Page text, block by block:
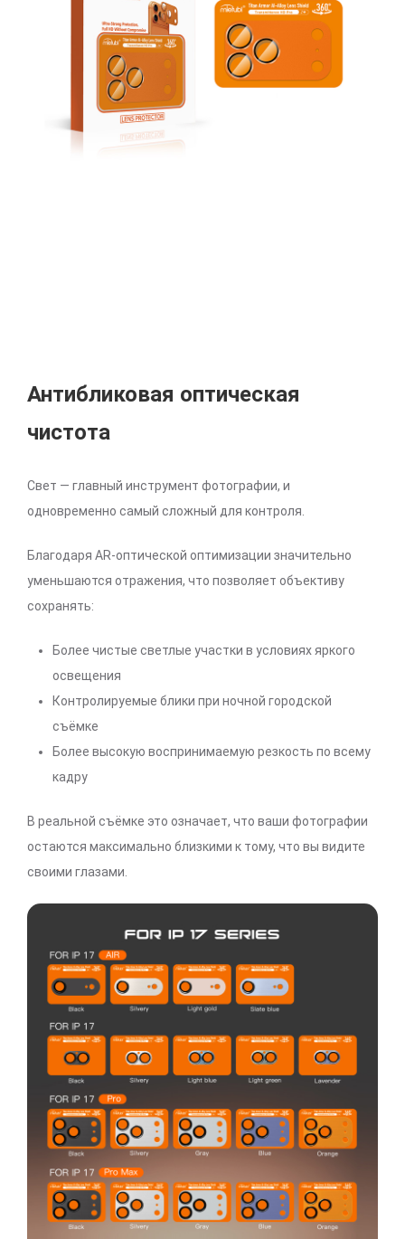
Антибликовая оптическая
чистота
Свет — главный инструмент фотографии, и
одновременно самый сложный для контроля.
Благодаря AR-оптической оптимизации значительно
уменьшаются отражения, что позволяет объективу
сохранять:
Более чистые светлые участки в условиях яркого
освещения
Контролируемые блики при ночной городской
съёмке
Более высокую воспринимаемую резкость по всему
кадру
В реальной съёмке это означает, что ваши фотографии
остаются максимально близкими к тому, что вы видите
своими глазами.